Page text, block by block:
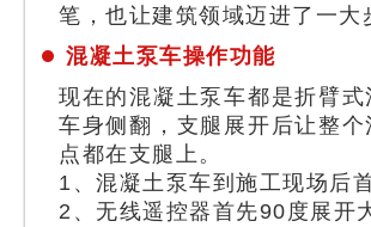
笔，也让建筑领域迈进了一大
混凝土泵车操作功能
现在的混凝土泵车都是折臂
车身侧翻，支腿展开后让整
点都在支腿上。
1、混凝土泵车到施工现场后
2、无线遥控器首先90度展开